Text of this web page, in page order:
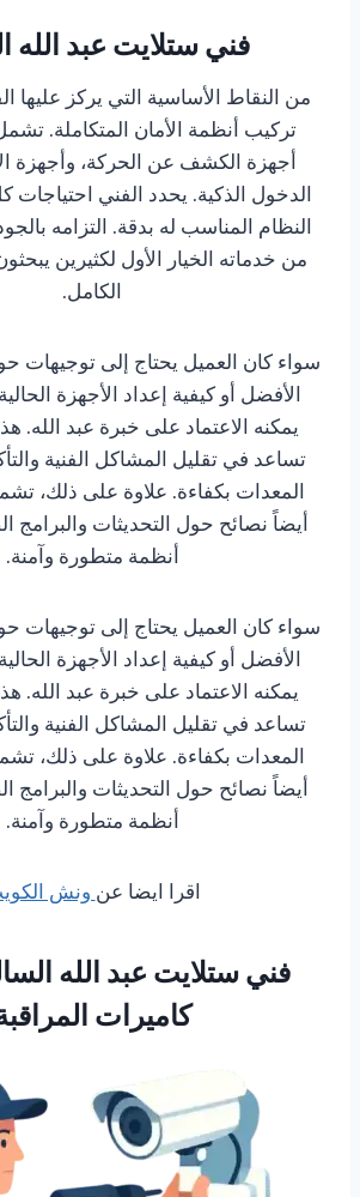
فني ستلايت عبد الله
من النقاط الأساسية التي يركز عليها
تركيب أنظمة الأمان المتكاملة.
أجهزة الكشف عن الحركة، وأجهزة
الدخول الذكية. يحدد الفني
النظام المناسب له بدقة. التزامه
من خدماته الخيار الأول لكثيرين
الكامل.
سواء كان العميل يحتاج إلى توجيهات
الأفضل أو كيفية إعداد الأجهزة
يمكنه الاعتماد على خبرة عبد الله.
تساعد في تقليل المشاكل الفنية
المعدات بكفاءة. علاوة على ذلك،
أيضاً نصائح حول التحديثات والبرامج
أنظمة متطورة وآمنة.
سواء كان العميل يحتاج إلى توجيهات
الأفضل أو كيفية إعداد الأجهزة
يمكنه الاعتماد على خبرة عبد الله.
تساعد في تقليل المشاكل الفنية
المعدات بكفاءة. علاوة على ذلك،
أيضاً نصائح حول التحديثات والبرامج
أنظمة متطورة وآمنة.
اقرا ايضا عنونش
فني ستلايت عبد الله
كاميرات